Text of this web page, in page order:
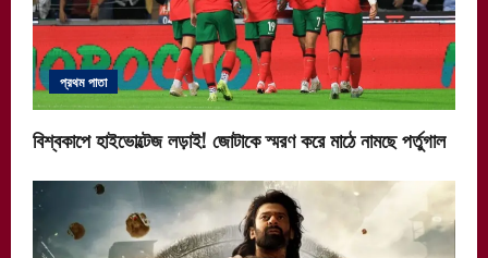
প্রথম পাতা
বিশ্বকাপে হাইভোল্টেজ লড়াই! জোটাকে স্মরণ করে মাঠে নামছে পর্তুগাল